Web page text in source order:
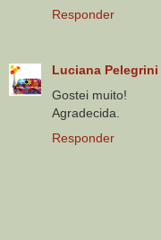
Responder
Luciana Pelegrini
Gostei muito!
Agradecida.
Responder